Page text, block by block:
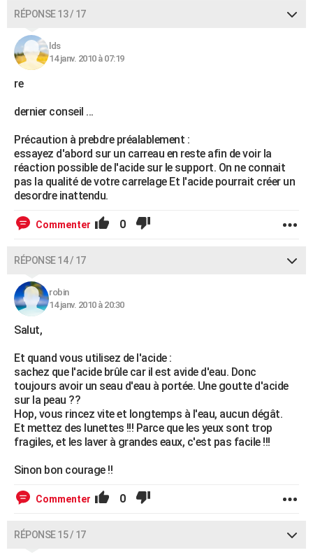
RÉPONSE 13 / 17
lds
14 janv. 2010 à 07:19
re
dernier conseil ...
Précaution à prebdre préalablement :
essayez d'abord sur un carreau en reste afin de voir la
réaction possible de l'acide sur le support. On ne connait
pas la qualité de votre carrelage Et l'acide pourrait créer un
desordre inattendu.
Commenter 0
RÉPONSE 14 / 17
robin
14 janv. 2010 à 20:30
Salut,
Et quand vous utilisez de l'acide :
sachez que l'acide brûle car il est avide d'eau. Donc
toujours avoir un seau d'eau à portée. Une goutte d'acide
sur la peau ??
Hop, vous rincez vite et longtemps à l'eau, aucun dégât.
Et mettez des lunettes !!! Parce que les yeux sont trop
fragiles, et les laver à grandes eaux, c'est pas facile !!!
Sinon bon courage !!
Commenter 0
RÉPONSE 15 / 17